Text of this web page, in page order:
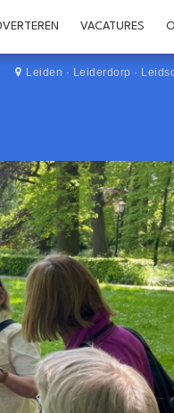
VACATURES
Leiden · Leiderdorp ·